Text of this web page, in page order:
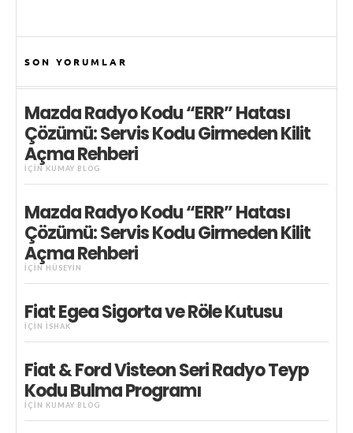
SON YORUMLAR
Mazda Radyo Kodu “ERR” Hatası
Çözümü: Servis Kodu Girmeden Kilit
Açma Rehberi
IÇIN KUMAY BLOG
Mazda Radyo Kodu “ERR” Hatası
Çözümü: Servis Kodu Girmeden Kilit
Açma Rehberi
IÇIN HÜSEYIN
Fiat Egea Sigorta ve Röle Kutusu
IÇIN İSHAK
Fiat & Ford Visteon Seri Radyo Teyp
Kodu Bulma Programı
IÇIN KUMAY BLOG